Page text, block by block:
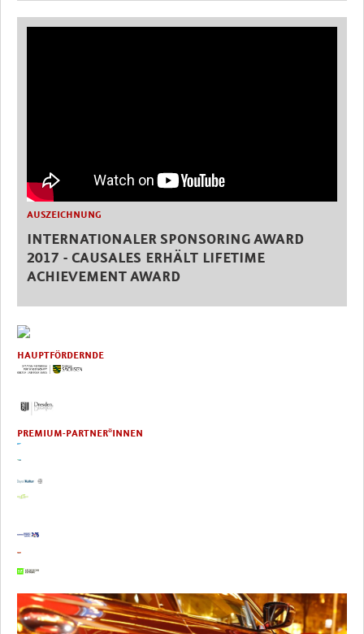
AUSZEICHNUNG
INTERNATIONALER SPONSORING AWARD
2017 - CAUSALES ERHÄLT LIFETIME
ACHIEVEMENT AWARD
HAUPTFÖRDERNDE
PREMIUM-PARTNER*INNEN